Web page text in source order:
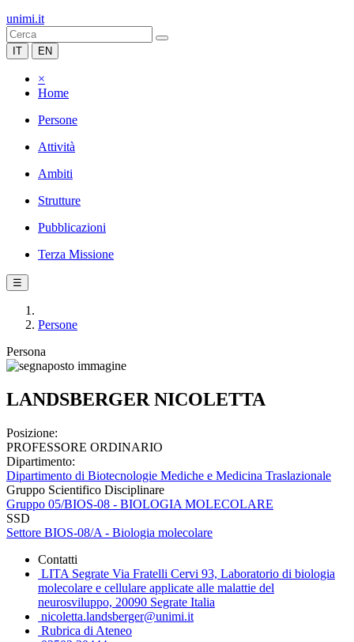
unimi.it
IT EN
×
Home
Persone
Attività
Ambiti
Strutture
Pubblicazioni
Terza Missione
☰
Persone
Persona
LANDSBERGER NICOLETTA
Posizione:
PROFESSORE ORDINARIO
Dipartimento:
Dipartimento di Biotecnologie Mediche e Medicina Traslazionale
Gruppo Scientifico Disciplinare
Gruppo 05/BIOS-08 - BIOLOGIA MOLECOLARE
SSD
Settore BIOS-08/A - Biologia molecolare
Contatti
LITA Segrate Via Fratelli Cervi 93, Laboratorio di biologia
molecolare e cellulare applicate alle malattie del
neurosviluppo, 20090 Segrate Italia
nicoletta.landsberger@unimi.it
Rubrica di Ateneo